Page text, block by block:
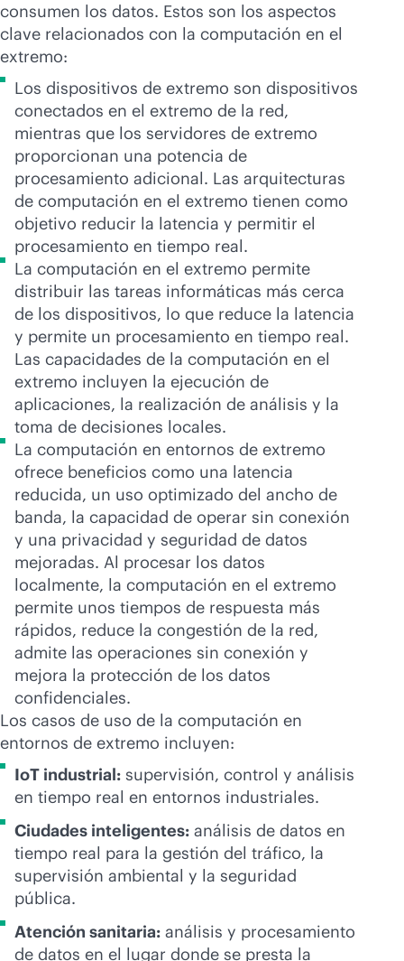
consumen los datos. Estos son los aspectos
clave relacionados con la computación en el
extremo:
Los dispositivos de extremo son dispositivos
conectados en el extremo de la red,
mientras que los servidores de extremo
proporcionan una potencia de
procesamiento adicional. Las arquitecturas
de computación en el extremo tienen como
objetivo reducir la latencia y permitir el
procesamiento en tiempo real.
La computación en el extremo permite
distribuir las tareas informáticas más cerca
de los dispositivos, lo que reduce la latencia
y permite un procesamiento en tiempo real.
Las capacidades de la computación en el
extremo incluyen la ejecución de
aplicaciones, la realización de análisis y la
toma de decisiones locales.
La computación en entornos de extremo
ofrece beneficios como una latencia
reducida, un uso optimizado del ancho de
banda, la capacidad de operar sin conexión
y una privacidad y seguridad de datos
mejoradas. Al procesar los datos
localmente, la computación en el extremo
permite unos tiempos de respuesta más
rápidos, reduce la congestión de la red,
admite las operaciones sin conexión y
mejora la protección de los datos
confidenciales.
Los casos de uso de la computación en
entornos de extremo incluyen:
IoT industrial: supervisión, control y análisis
en tiempo real en entornos industriales.
Ciudades inteligentes: análisis de datos en
tiempo real para la gestión del tráfico, la
supervisión ambiental y la seguridad
pública.
Atención sanitaria: análisis y procesamiento
de datos en el lugar donde se presta la